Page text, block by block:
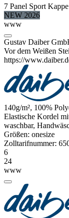
7 Panel Sport Kappe
NEW 2026
www
Gustav Daiber
Vor dem Weißen
https://
140g/m², 100%
Elastische Kordel
waschbar,
Größen: onesize
Zolltarifnummer:
6
24
www